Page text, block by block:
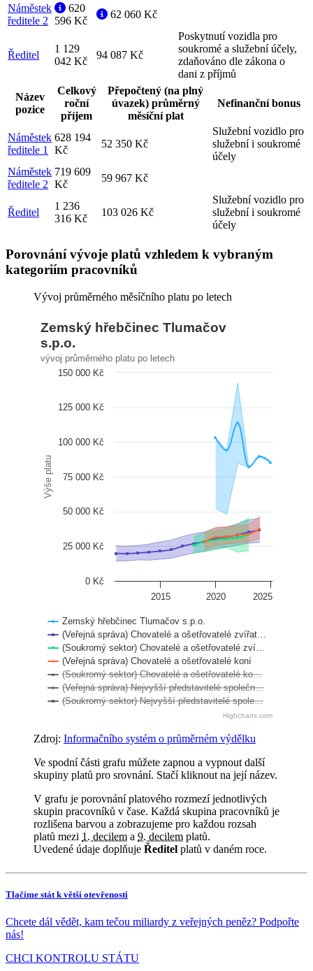
Náměstek
ředitele 2
620
596 Kč
62 060 Kč
Ředitel
1 129
042 Kč
94 087 Kč
Poskytnutí vozidla pro
soukromé a služební účely,
zdaňováno dle zákona o
dani z příjmů
Název
pozice
Celkový
roční
příjem
Přepočtený (na plný
úvazek) průměrný
měsíční plat
Nefinanční bonus
Náměstek
ředitele 1
628 194
Kč
52 350 Kč
Služební vozidlo pro
služební i soukromé
účely
Náměstek
ředitele 2
719 609
Kč
59 967 Kč
Ředitel
1 236
316 Kč
103 026 Kč
Služební vozidlo pro
služební i soukromé
účely
Porovnání vývoje platů vzhledem k vybraným
kategoriím pracovníků
Vývoj průměrného měsíčního platu po letech
Výše platu
Zemský hřebčinec Tlumačov
s.p.o.
vývoj průměrného platu po letech
Zemský hřebčinec Tlumačov s.p.o.
(Veřejná správa) Chovatelé a ošetřovatelé zvířat…
(Soukromý sektor) Chovatelé a ošetřovatelé zví…
(Veřejná správa) Chovatelé a ošetřovatelé koní
(Soukromý sektor) Chovatelé a ošetřovatelé ko…
(Veřejná správa) Nejvyšší představitelé společn…
(Soukromý sektor) Nejvyšší představitelé spole…
2015 2020 2025
0 Kč
25 000 Kč
50 000 Kč
75 000 Kč
100 000 Kč
125 000 Kč
150 000 Kč
Highcharts.com
Zdroj: Informačního systém o průměrném výdělku
Ve spodní části grafu můžete zapnou a vypnout další
skupiny platů pro srovnání. Stačí kliknout na její název.
V grafu je porovnání platového rozmezí jednotlivých
skupin pracovníků v čase. Každá skupina pracovníků je
rozlišena barvou a zobrazujeme pro každou rozsah
platů mezi 1. decilem a 9. decilem platů.
Uvedené údaje doplňuje Ředitel platů v daném roce.
Tlačíme stát k větší otevřenosti
Chcete dál vědět, kam tečou miliardy z veřejných peněz? Podpořte
nás!
CHCI KONTROLU STÁTU